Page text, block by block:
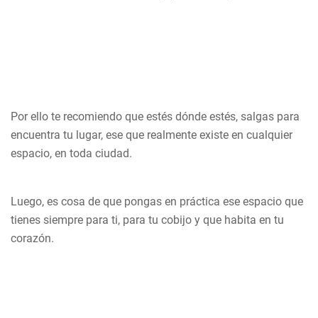
Por ello te recomiendo que estés dónde estés, salgas para
encuentra tu lugar, ese que realmente existe en cualquier
espacio, en toda ciudad.
Luego, es cosa de que pongas en práctica ese espacio que
tienes siempre para ti, para tu cobijo y que habita en tu
corazón.